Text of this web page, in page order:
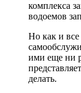
комплекса
водоемов
Но как и
ими еще ни
делать.